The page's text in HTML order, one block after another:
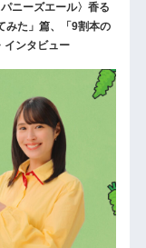
ニーズエール〉香る
みた」篇、「9割本の
インタビュー